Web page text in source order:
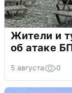
Жители и
об атаке
5 августа 0